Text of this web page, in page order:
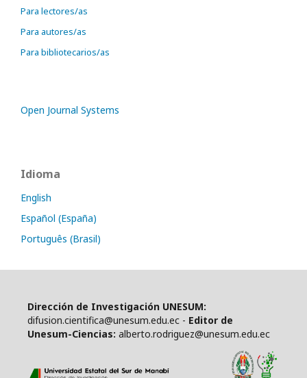
Para lectores/as
Para autores/as
Para bibliotecarios/as
Open Journal Systems
Idioma
English
Español (España)
Português (Brasil)
Dirección de Investigación UNESUM:
difusion.cientifica@unesum.edu.ec - Editor de
Unesum-Ciencias: alberto.rodriguez@unesum.edu.ec